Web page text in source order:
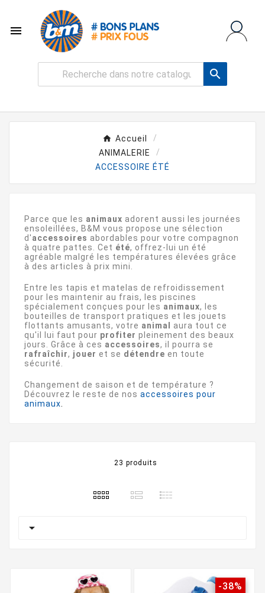


Accueil
ANIMALERIE
ACCESSOIRE ÉTÉ
Parce que les animaux adorent aussi les journées
ensoleillées, B&M vous propose une sélection
d'accessoires abordables pour votre compagnon
à quatre pattes. Cet été, offrez-lui un été
agréable malgré les températures élevées grâce
à des articles à prix mini.
Entre les tapis et matelas de refroidissement
pour les maintenir au frais, les piscines
spécialement conçues pour les animaux, les
bouteilles de transport pratiques et les jouets
flottants amusants, votre animal
aura tout ce
qu'il lui faut pour profiter pleinement des beaux
jours. Grâce à ces accessoires, il pourra se
rafraîchir, jouer et se détendre en toute
sécurité.
Changement de saison et de température ?
Découvrez le reste de nos accessoires pour
animaux
23 produits

-38%